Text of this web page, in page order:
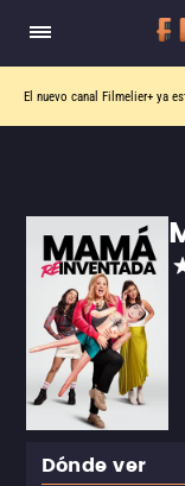
El nuevo canal Filmelier+ ya
Dónde ver